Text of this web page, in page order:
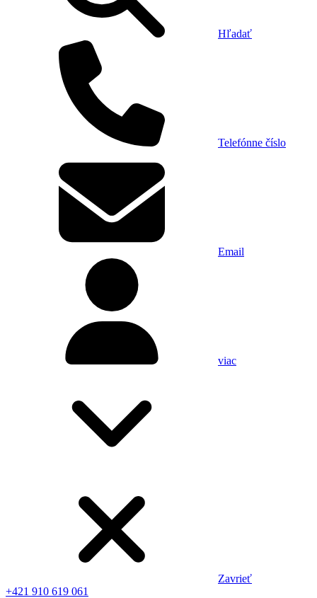
Hľadať
Telefónne číslo
Email
viac
Zavrieť
+421 910 619 061